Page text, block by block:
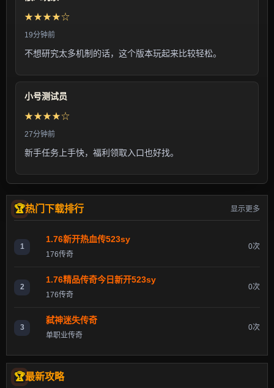
★★★★☆
19分钟前
不想研究太多机制的话，这个版本玩起来比较轻松。
小号测试员
★★★★☆
27分钟前
新手任务上手快，福利领取入口也好找。
热门下载排行 显示更多
1
1.76新开热血传523sy
176传奇
0次
2
1.76精品传奇今日新开523sy
176传奇
0次
3
弑神迷失传奇
单职业传奇
0次
最新攻略